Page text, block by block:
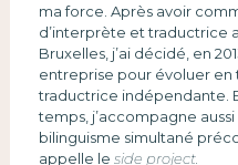
ma force. Après avoir
d’interprète et traductrice
Bruxelles, j’ai décidé, en
entreprise pour évoluer en
traductrice indépendante.
temps, j’accompagne
bilinguisme simultané
appelle le side project.